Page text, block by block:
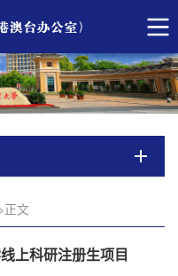
正文
上科研注册生项目